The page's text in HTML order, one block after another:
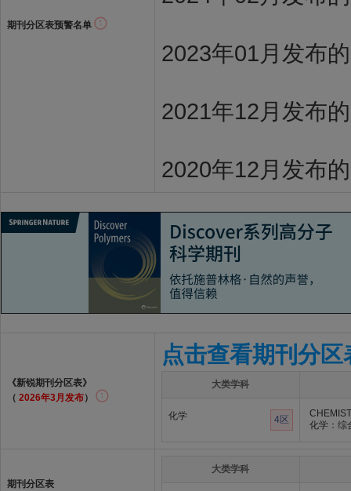
期刊分区表预警名单
2023年01月发布
2021年12月发布
2020年12月发布
《新锐期刊分区表》
（ 2026年3月发布）
点击查看期刊分区
大类学科
化学 4区
化学：综
期刊分区表
大类学科